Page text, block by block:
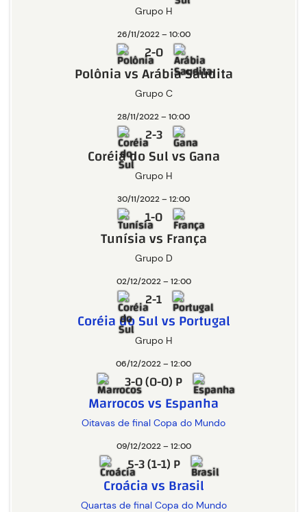
Grupo H
26/11/2022 – 10:00
Grupo C
2-0
Polônia vs Arábia Saudita
28/11/2022 – 10:00
Grupo H
2-3
Coréia do Sul vs Gana
30/11/2022 – 12:00
Grupo D
1-0
Tunísia vs França
02/12/2022 – 12:00
Grupo H
2-1
Coréia do Sul vs Portugal
06/12/2022 – 12:00
Oitavas de final Copa do Mundo
3-0 (0-0) P
Marrocos vs Espanha
09/12/2022 – 12:00
Quartas de final Copa do Mundo
5-3 (1-1) P
Croácia vs Brasil